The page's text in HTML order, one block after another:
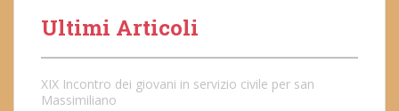
Ultimi Articoli
XIX Incontro dei giovani in servizio civile per san
Massimiliano